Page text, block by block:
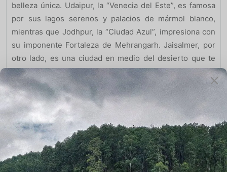
belleza única. Udaipur, la “Venecia del Este”, es famosa
por sus lagos serenos y palacios de mármol blanco,
mientras que Jodhpur, la “Ciudad Azul”, impresiona con
su imponente Fortaleza de Mehrangarh. Jaisalmer, por
otro lado, es una ciudad en medio del desierto que te
transportará a un cuento de las mil y una noches con su
fortaleza de arena y sus calles laberínticas.
Conclusión: Un viaje a la India desde México es una
oportunidad para descubrir una cultura rica, una historia
fascinante y una belleza sin igual. Desde las calles
caóticas de Delhi hasta la tranquilidad del Taj Mahal en
Agra y la espiritualidad de Varanasi, cada destino tiene
algo especial que ofrecer. Además, explorar los